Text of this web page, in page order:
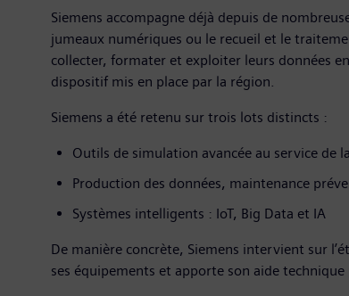
Siemens accompagne déjà depuis de
jumeaux numériques ou le recueil et le
collecter, formater et exploiter leurs données
dispositif mis en place par la région.
Siemens a été retenu sur trois lots distincts :
Outils de simulation avancée au service de
Production des données, maintenance
Systèmes intelligents : IoT, Big Data et IA
De manière concrète, Siemens intervient sur
ses équipements et apporte son aide